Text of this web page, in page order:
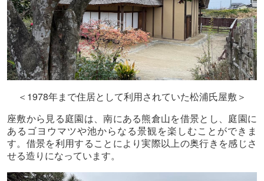
＜ 1978年まで住居として利用されていた松浦氏屋敷＞
座敷から見る庭園は、南にある熊倉山を借景とし、庭園に
あるゴヨウマツや池からなる景観を楽しむことができま
す。借景を利用することにより実際以上の奥行きを感じさ
せる造りになっています。